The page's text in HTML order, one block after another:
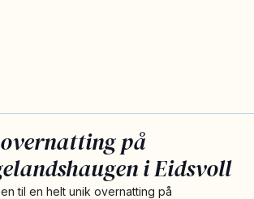
på
i Eidsvoll
til en helt unik overnatting på